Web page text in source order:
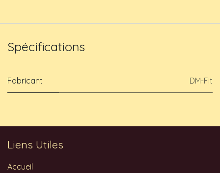
Spécifications
Fabricant DM-Fit
Liens Utiles
Accueil